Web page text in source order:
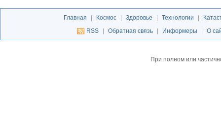
Главная Космос Здоровье Технологии
RSS
Обратная связь Информеры О
При полном или